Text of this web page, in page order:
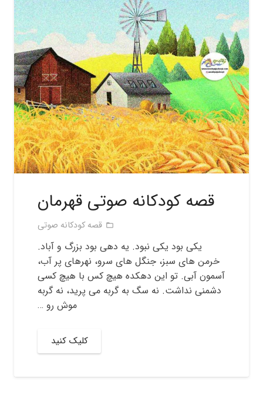
قصه کودکانه صوتی قهرمان
folder_open قصه کودکانه صوتی
یکی بود یکی نبود. یه دهی بود بزرگ و آباد.
خرمن های سبز، جنگل های سرو، نهرهای پر آب،
آسمون آبی. تو این دهکده هیچ کس با هیچ کسی
دشمنی نداشت. نه سگ به گربه می پرید، نه گربه
موش رو …
کلیک کنید